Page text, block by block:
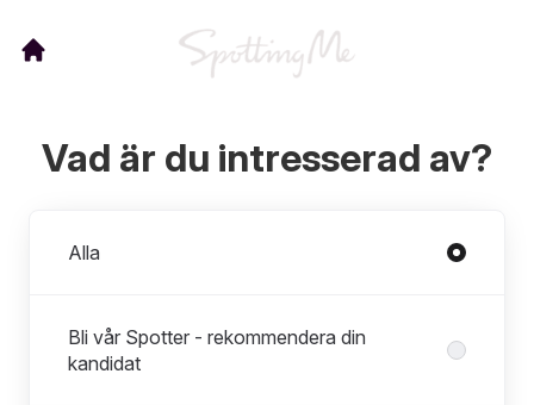
Vad är du intresserad av?
Alla
Bli vår Spotter - rekommendera din
kandidat